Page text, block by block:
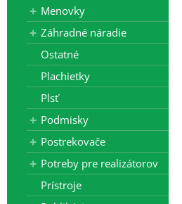
Menovky
Záhradné náradie
Ostatné
Plachietky
Plsť
Podmisky
Postrekovače
Potreby pre realizátorov
Prístroje